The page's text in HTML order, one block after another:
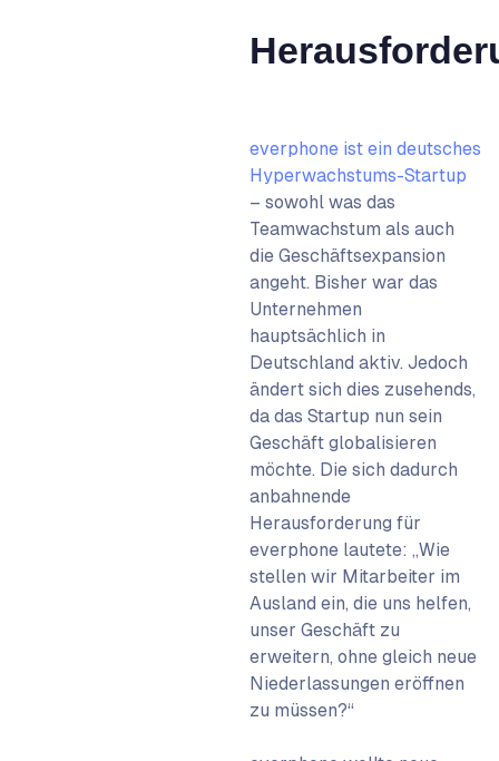
everphone ist ein deutsches
Hyperwachstums-Startup
– sowohl was das
Teamwachstum als auch
die Geschäftsexpansion
angeht. Bisher war das
Unternehmen
hauptsächlich in
Deutschland aktiv. Jedoch
ändert sich dies zusehends,
da das Startup nun sein
Geschäft globalisieren
möchte. Die sich dadurch
anbahnende
Herausforderung für
everphone lautete: „Wie
stellen wir Mitarbeiter im
Ausland ein, die uns helfen,
unser Geschäft zu
erweitern, ohne gleich neue
Niederlassungen eröffnen
zu müssen?“